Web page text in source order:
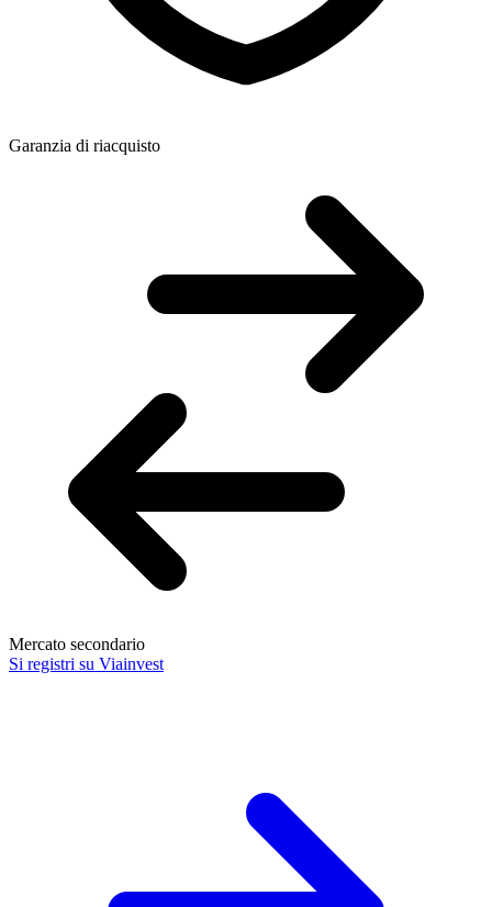
Garanzia di riacquisto
Mercato secondario
Si registri su Viainvest